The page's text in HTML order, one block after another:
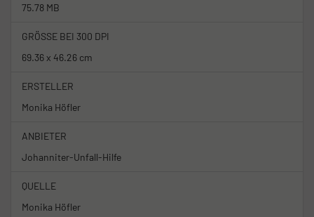
75.78 MB
GRÖSSE BEI 300 DPI
69.36 x 46.26 cm
ERSTELLER
Monika Höfler
ANBIETER
Johanniter-Unfall-Hilfe
QUELLE
Monika Höfler